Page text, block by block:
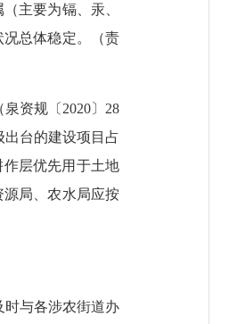
主要为镉、汞、
总体稳定。（责
资规〔 2020〕 28
台的建设项目占
层优先用于土地
局、农水局应按
时与各涉农街道办